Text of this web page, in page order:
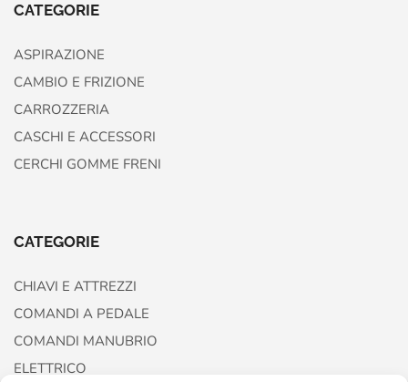
CATEGORIE
ASPIRAZIONE
CAMBIO E FRIZIONE
CARROZZERIA
CASCHI E ACCESSORI
CERCHI GOMME FRENI
CATEGORIE
CHIAVI E ATTREZZI
COMANDI A PEDALE
COMANDI MANUBRIO
ELETTRICO